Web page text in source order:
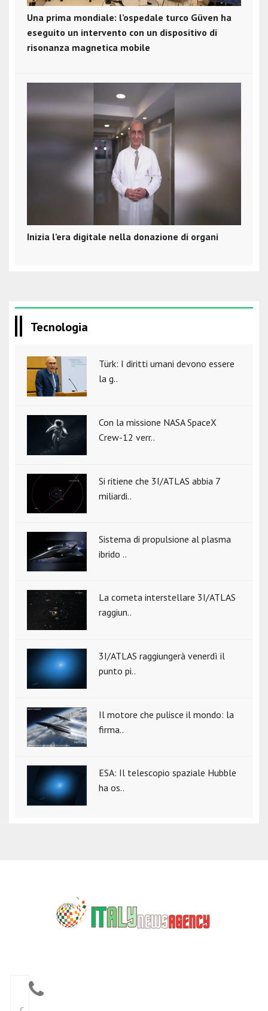
Una prima mondiale: l’ospedale turco Güven ha
eseguito un intervento con un dispositivo di
risonanza magnetica mobile
Inizia l’era digitale nella donazione di organi
Tecnologia
Türk: I diritti umani devono essere
la g..
Con la missione NASA SpaceX
Crew-12 verr..
Si ritiene che 3I/ATLAS abbia 7
miliardi..
Sistema di propulsione al plasma
ibrido ..
La cometa interstellare 3I/ATLAS
raggiun..
3I/ATLAS raggiungerà venerdì il
punto pi..
Il motore che pulisce il mondo: la
firma..
ESA: Il telescopio spaziale Hubble
ha os..